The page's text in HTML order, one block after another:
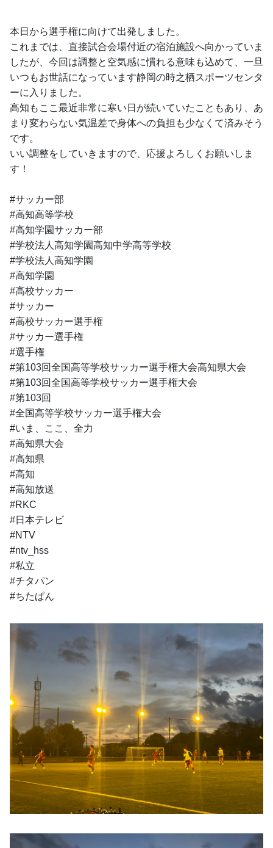
本日から選手権に向けて出発しました。
これまでは、直接試合会場付近の宿泊施設へ向かっていま
したが、今回は調整と空気感に慣れる意味も込めて、一旦
いつもお世話になっています静岡の時之栖スポーツセンタ
ーに入りました。
高知もここ最近非常に寒い日が続いていたこともあり、あ
まり変わらない気温差で身体への負担も少なくて済みそう
です。
いい調整をしていきますので、応援よろしくお願いしま
す！
#サッカー部
#高知高等学校
#高知学園サッカー部
#学校法人高知学園高知中学高等学校
#学校法人高知学園
#高知学園
#高校サッカー
#サッカー
#高校サッカー選手権
#サッカー選手権
#選手権
#第103回全国高等学校サッカー選手権大会高知県大会
#第103回全国高等学校サッカー選手権大会
#第103回
#全国高等学校サッカー選手権大会
#いま、ここ、全力
#高知県大会
#高知県
#高知
#高知放送
#RKC
#日本テレビ
#NTV
#ntv_hss
#私立
#チタパン
#ちたぱん